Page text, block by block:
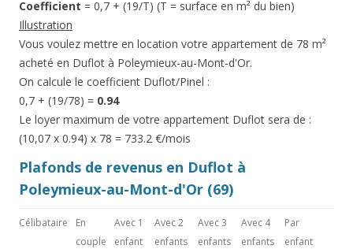
Coefficient = 0,7 + (19/T) (T = surface en m² du bien)
Illustration
Vous voulez mettre en location votre appartement de 78 m²
acheté en Duflot à Poleymieux-au-Mont-d'Or.
On calcule le coefficient Duflot/Pinel :
0,7 + (19/78) = 0.94
Le loyer maximum de votre appartement Duflot sera de :
(10,07 x 0.94) x 78 = 733.2 €/mois
Plafonds de revenus en Duflot à
Poleymieux-au-Mont-d'Or (69)
Célibataire
En
couple
Avec 1
enfant
Avec 2
enfants
Avec 3
enfants
Avec 4
enfants
Par
enfant